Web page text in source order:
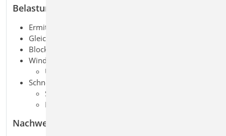
Belastung
Ermittlung der Eigenlast (automatisch)
Gleichlasten (vertikal oder lokal)
Block- und Trapezlasten (vertikal oder lokal)
Windlasten nach DIN EN 1991-1-4:2010-12
Unterwind an Giebel und Traufe
Schneelasten nach DIN EN 1991-1-3:2010-12
Schneeüberhang und Schneefanggitter
Belastung für Norddeutsches Tiefland
Nachweise